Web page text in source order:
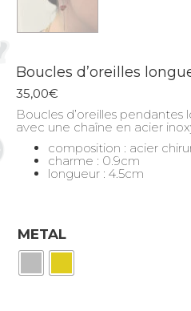
Boucles d’oreilles
35,00€
Boucles d’oreilles pendantes
avec une chaîne en acier
composition : acier
charme : 0.9cm
longueur : 4.5cm
METAL